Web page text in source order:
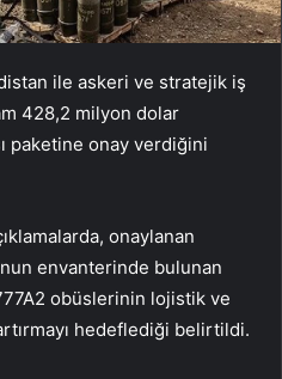
ile askeri ve stratejik iş
428,2 milyon dolar
paketine onay verdiğini
onaylanan
envanterinde bulunan
obüslerinin lojistik ve
hedeflediği belirtildi.